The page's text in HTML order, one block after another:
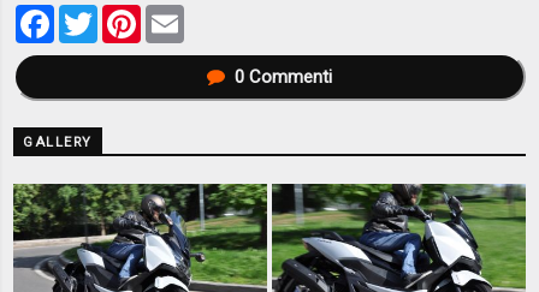
Facebook
TwitterPinterest
0Commenti
GALLERY